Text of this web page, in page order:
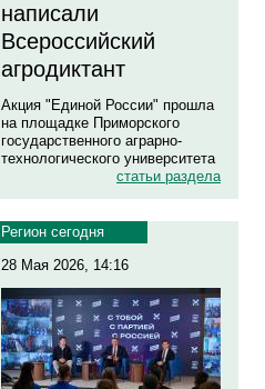
написали
Всероссийский
агродиктант
Акция "Единой России" прошла
на площадке Приморского
государственного аграрно-
технологического университета
статьи раздела
Регион сегодня
28 Мая 2026, 14:16